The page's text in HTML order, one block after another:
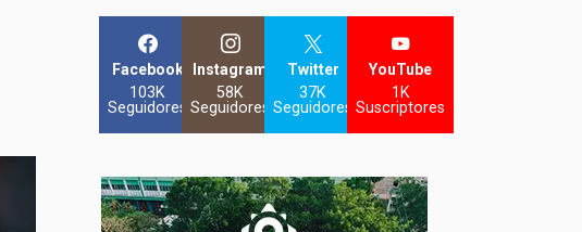
Facebook
103K
Seguidores
Instagram
58K
Seguidores
Twitter
37K
Seguidores
YouTube
1K
Suscriptores